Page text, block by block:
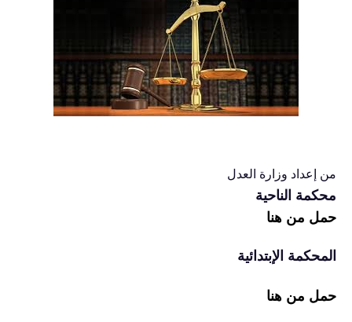
من إعداد وزارة العدل
محكمة الناحية
حمل من هنا
المحكمة الإبتدائية
حمل من هنا